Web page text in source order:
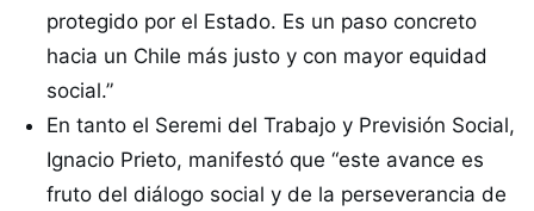
protegido por el Estado. Es un paso concreto
hacia un Chile más justo y con mayor equidad
social.”
En tanto el Seremi del Trabajo y Previsión Social,
Ignacio Prieto, manifestó que “este avance es
fruto del diálogo social y de la perseverancia de